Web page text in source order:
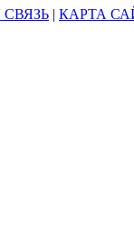
| КАРТА